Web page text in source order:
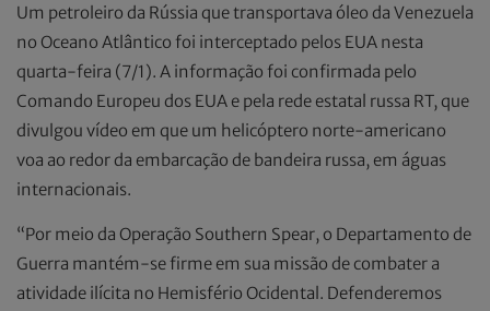
Um petroleiro da Rússia que transportava óleo da Venezuela
no Oceano Atlântico foi interceptado pelos EUA nesta
quarta-feira (7/1). A informação foi confirmada pelo
Comando Europeu dos EUA e pela rede estatal russa RT, que
divulgou vídeo em que um helicóptero norte-americano
voa ao redor da embarcação de bandeira russa, em águas
internacionais.
“Por meio da Operação Southern Spear, o Departamento de
Guerra mantém-se firme em sua missão de combater a
atividade ilícita no Hemisfério Ocidental. Defenderemos